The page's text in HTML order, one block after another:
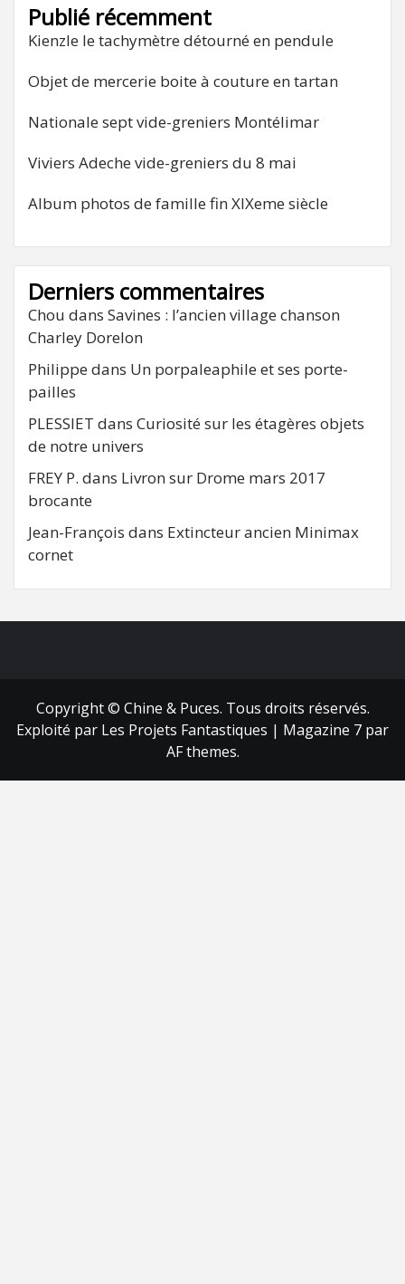
Publié récemment
Kienzle le tachymètre détourné en pendule
Objet de mercerie boite à couture en tartan
Nationale sept vide-greniers Montélimar
Viviers Adeche vide-greniers du 8 mai
Album photos de famille fin XIXeme siècle
Derniers commentaires
Chou dans Savines : l’ancien village chanson
Charley Dorelon
Philippe dans Un porpaleaphile et ses porte-
pailles
PLESSIET dans Curiosité sur les étagères objets
de notre univers
FREY P. dans Livron sur Drome mars 2017
brocante
Jean-François dans Extincteur ancien Minimax
cornet
Copyright © Chine & Puces. Tous droits réservés.
Exploité par Les Projets Fantastiques | Magazine 7 par
AF themes.